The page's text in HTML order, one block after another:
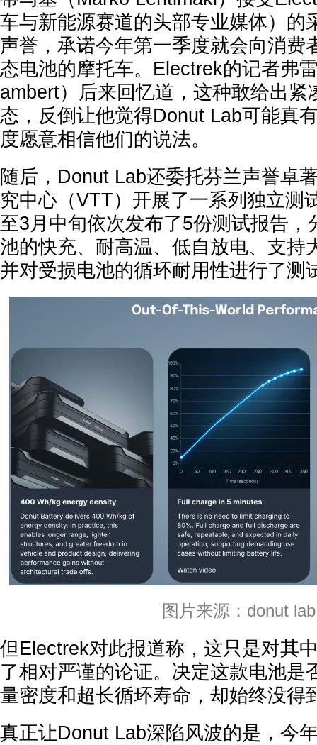
车与新能源赛道的头部专业媒体）的
声誉，承诺今年第一季度就会向消费
态电池的摩托车。Electrek的记者弗
ambert）后来回忆道，这种敢给出紧
态，反倒让他觉得Donut Lab可能真
度愿意相信他们的说法。
随后，Donut Lab还委托芬兰声誉卓
究中心（VTT）开展了一系列独立测
至3月中旬依次发布了5份测试报告，
池的快充、耐高温、低自放电、支持
并对受损电池的循环耐用性进行了测
图片来源： donut lab
但Electrek对此报道称，这只是对其
了相对严谨的论证。决定这款电池是
量密度和超长循环寿命，却始终没得
真正让Donut Lab深陷风波的是，今